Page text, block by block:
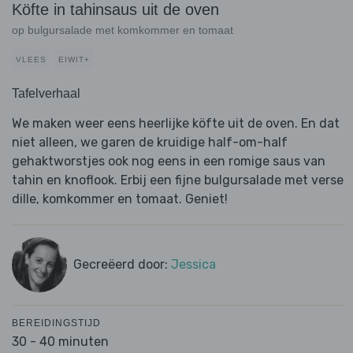
Köfte in tahinsaus uit de oven
op bulgursalade met komkommer en tomaat
VLEES EIWIT+
Tafelverhaal
We maken weer eens heerlijke köfte uit de oven. En dat
niet alleen, we garen de kruidige half-om-half
gehaktworstjes ook nog eens in een romige saus van
tahin en knoflook. Erbij een fijne bulgursalade met verse
dille, komkommer en tomaat. Geniet!
Gecreëerd door: Jessica
BEREIDINGSTIJD
30 - 40 minuten